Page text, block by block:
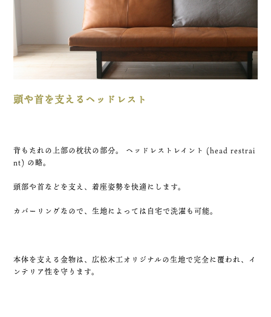
頭や首を支えるヘッドレスト
背もたれの上部の枕状の部分。 ヘッドレストレイント (head restrai
nt) の略。
頭部や首などを支え、着座姿勢を快適にします。
カバーリングなので、生地によっては自宅で洗濯も可能。
本体を支える金物は、広松木工オリジナルの生地で完全に覆われ、イ
ンテリア性を守ります。